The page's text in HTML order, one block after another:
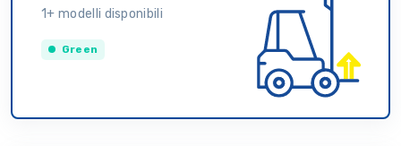
1+ modelli disponibili
Green